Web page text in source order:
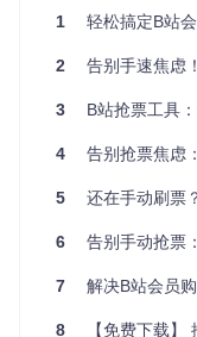
三、两大独特
设计一：智能提醒系
🔧 内置多种提醒方
提醒还是桌面通知
设计二：验证码预演
🔧 针对B站会员购
免因网络问题影响
1 轻松搞定B站
2 告别手速焦虑！
3 B站抢票工具
4 告别抢票焦虑
5 还在手动刷票
6 告别手动抢票：
7 解决B站会员购抢票难
8 【免费下载】 推荐文章：